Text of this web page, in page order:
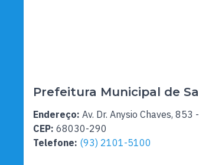
Prefeitura Municipal de
Endereço: Av. Dr. Anysio Chaves,
CEP: 68030-290
Telefone: (93) 2101-5100